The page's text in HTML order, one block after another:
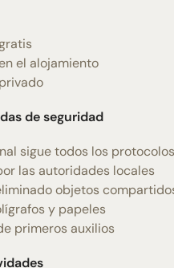
el alojamiento
de seguridad
sigue todos los
las autoridades locales
objetos
y papeles
primeros auxilios